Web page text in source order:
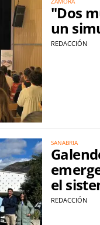
"Dos
un
REDACCIÓN
SANABRIA
el
REDACCIÓN